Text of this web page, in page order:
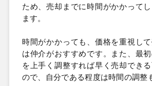
ため、売却までに時間がかかって
ます。
時間がかかっても、価格を重視し
は仲介がおすすめです。また、最
を上手く調整すれば早く売却でき
ので、自分である程度は時間の調整